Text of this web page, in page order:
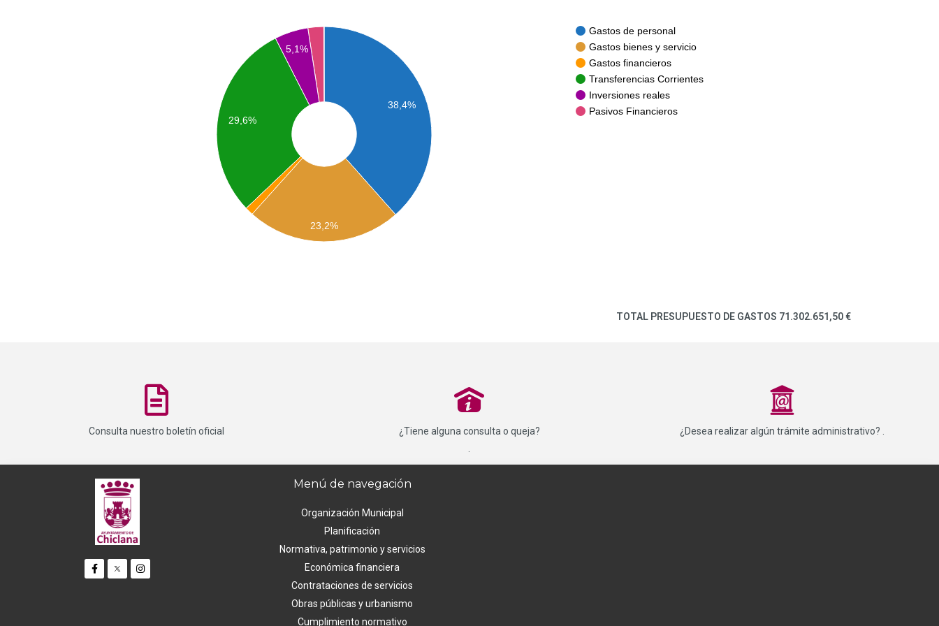
Gastos de personal
Gastos bienes y servicio
Gastos financieros
Transferencias Corrientes
Inversiones reales
Pasivos Financieros
38,4%
5,1%
29,6%
23,2%
TOTAL PRESUPUESTO DE GASTOS 71.302.651,50 €
Consulta nuestro boletín oficial
P
¿Tiene alguna consulta o queja?
_
¿Desea realizar algún trámite administrativo? .
Menú de navegación
Organización Municipal
Planificación
Normativa, patrimonio y servicios
Económica financiera
Contrataciones de servicios
Obras públicas y urbanismo
Cumplimiento normativo